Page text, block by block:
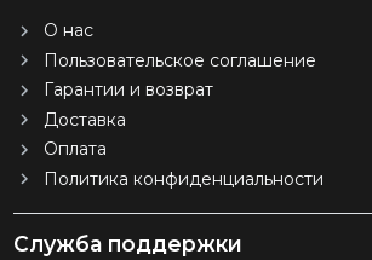
О нас
Пользовательское соглашение
Гарантии и возврат
Доставка
Оплата
Политика конфиденциальности
Служба поддержки